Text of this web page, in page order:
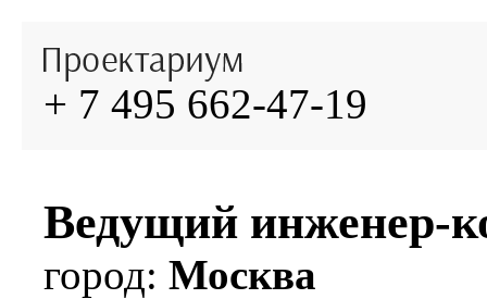
+ 7 495 662-47-19
Ведущий инженер-
Москва